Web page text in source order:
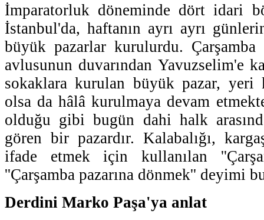
İmparatorluk döneminde dört idari
İstanbul'da, haftanın ayrı ayrı
büyük pazarlar kurulurdu.
avlusunun duvarından Yavuzselim'e
sokaklara kurulan büyük pazar, yeri
olsa da hâlâ kurulmaya devam
olduğu gibi bugün dahi halk
gören bir pazardır. Kalabalığı,
ifade etmek için kullanılan
''Çarşamba pazarına dönmek'' deyimi
Derdini Marko Paşa'ya anlat